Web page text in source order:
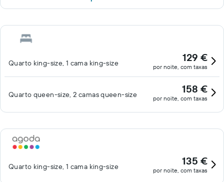
Quarto king-size, 1 cama king-size 129 €
por noite, com taxas
Quarto queen-size, 2 camas queen-size 158 €
por noite, com taxas
Quarto king-size, 1 cama king-size 135 €
por noite, com taxas